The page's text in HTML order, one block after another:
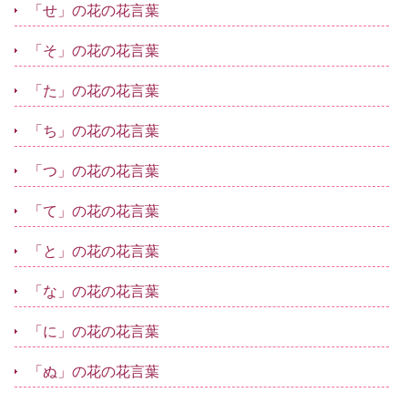
「せ」の花の花言葉
「そ」の花の花言葉
「た」の花の花言葉
「ち」の花の花言葉
「つ」の花の花言葉
「て」の花の花言葉
「と」の花の花言葉
「な」の花の花言葉
「に」の花の花言葉
「ぬ」の花の花言葉